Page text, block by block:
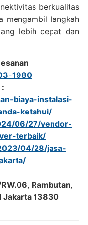
berkualitas
mengambil langkah
lebih cepat dan
1980
:
biaya-instalasi-
ketahui/
06/27/vendor-
terbaik/
04/28/jasa-
Rambutan,
Jakarta 13830